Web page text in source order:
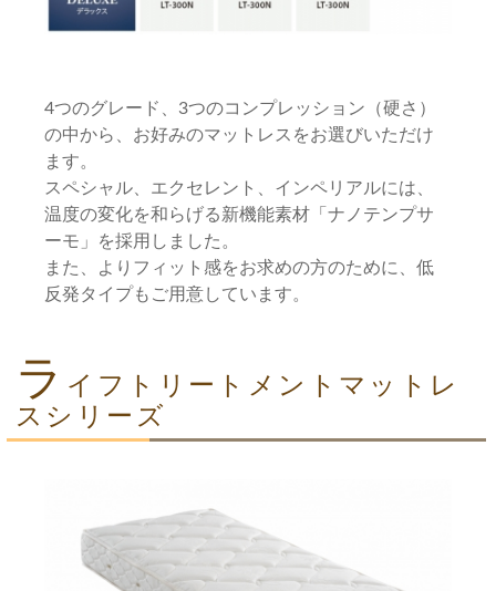
4つのグレード、3つのコンプレッション（硬さ）
の中から、お好みのマットレスをお選びいただけ
ます。
スペシャル、エクセレント、インペリアルには、
温度の変化を和らげる新機能素材「ナノテンプサ
ーモ」を採用しました。
また、よりフィット感をお求めの方のために、低
反発タイプもご用意しています。
ラ イフトリートメントマットレ
スシリーズ